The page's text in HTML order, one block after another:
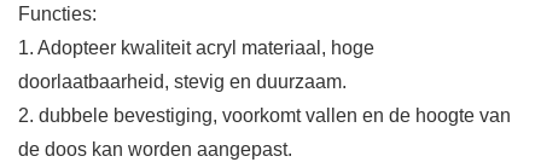
Functies:
1. Adopteer kwaliteit acryl materiaal, hoge
doorlaatbaarheid, stevig en duurzaam.
2. dubbele bevestiging, voorkomt vallen en de hoogte van
de doos kan worden aangepast.